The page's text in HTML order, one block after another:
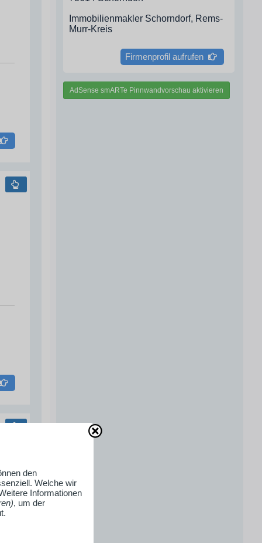
Immobilienmakler Schorndorf, Rems-
Murr-Kreis
Firmenprofil aufrufen
AdSense smARTe Pinnwandvorschau aktivieren
den
Welche wir
Informationen
, um der